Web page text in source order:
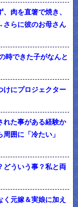
肉を直箸で焼き、
らに彼のお母さん
時できた子がなんと
けにプロジェクター
れた事がある経験か
囲に「冷たい」
どういう事？私と両
元嫁＆実娘に加え